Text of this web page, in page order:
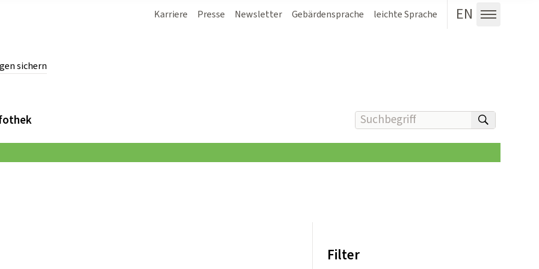
sichern
Karriere Presse Newsletter Gebärdensprache leichte Sprache EN
Menü
Suchbegriff(e) eingeben
Filter